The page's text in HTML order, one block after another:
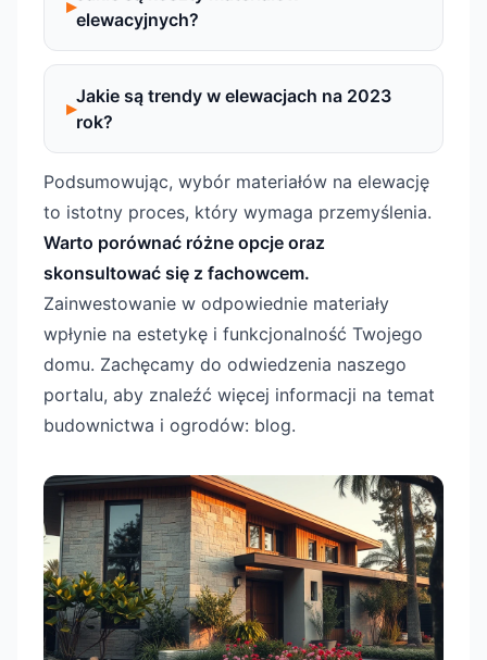
elewacyjnych?
Jakie są trendy w elewacjach na 2023
rok?
Podsumowując, wybór materiałów na elewację
to istotny proces, który wymaga przemyślenia.
Warto porównać różne opcje oraz
skonsultować się z fachowcem.
Zainwestowanie w odpowiednie materiały
wpłynie na estetykę i funkcjonalność Twojego
domu. Zachęcamy do odwiedzenia naszego
portalu, aby znaleźć więcej informacji na temat
budownictwa i ogrodów: blog.